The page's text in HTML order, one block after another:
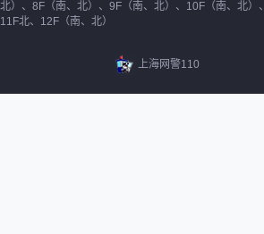
北）、8F（南、北）、9F（南、北）、10F（南、北）、
11F北、12F（南、北）
上海网警110